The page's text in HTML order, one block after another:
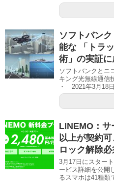
ソフトバン
能な 「トラ
術」の実証に
ソフトバンクとニ
キング光無線通信
・ 2021年3月18
LINEMO：サ
以上が契約
ロック解除必
3月17日にスター
ービス詳細を公開
るスマホは41種類